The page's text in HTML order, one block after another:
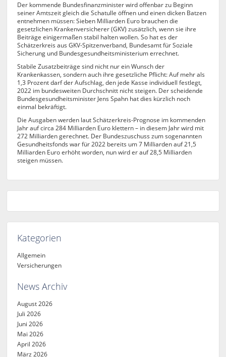
Der kommende Bundesfinanzminister wird offenbar zu Beginn
seiner Amtszeit gleich die Schatulle öffnen und einen dicken Batzen
entnehmen müssen: Sieben Milliarden Euro brauchen die
gesetzlichen Krankenversicherer (GKV) zusätzlich, wenn sie ihre
Beiträge einigermaßen stabil halten wollen. So hat es der
Schätzerkreis aus GKV-Spitzenverband, Bundesamt für Soziale
Sicherung und Bundesgesundheitsministerium errechnet.
Stabile Zusatzbeiträge sind nicht nur ein Wunsch der
Krankenkassen, sondern auch ihre gesetzliche Pflicht: Auf mehr als
1,3 Prozent darf der Aufschlag, den jede Kasse individuell festlegt,
2022 im bundesweiten Durchschnitt nicht steigen. Der scheidende
Bundesgesundheitsminister Jens Spahn hat dies kürzlich noch
einmal bekräftigt.
Die Ausgaben werden laut Schätzerkreis-Prognose im kommenden
Jahr auf circa 284 Milliarden Euro klettern – in diesem Jahr wird mit
272 Milliarden gerechnet. Der Bundeszuschuss zum sogenannten
Gesundheitsfonds war für 2022 bereits um 7 Milliarden auf 21,5
Milliarden Euro erhöht worden, nun wird er auf 28,5 Milliarden
steigen müssen.
Kategorien
Allgemein
Versicherungen
News Archiv
August 2026
Juli 2026
Juni 2026
Mai 2026
April 2026
März 2026